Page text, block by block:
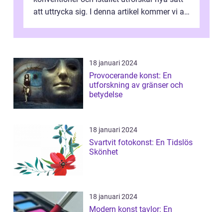
att uttrycka sig. I denna artikel kommer vi att
18 januari 2024
Provocerande konst: En
utforskning av gränser och
betydelse
18 januari 2024
Svartvit fotokonst: En Tidslös
Skönhet
18 januari 2024
Modern konst tavlor: En